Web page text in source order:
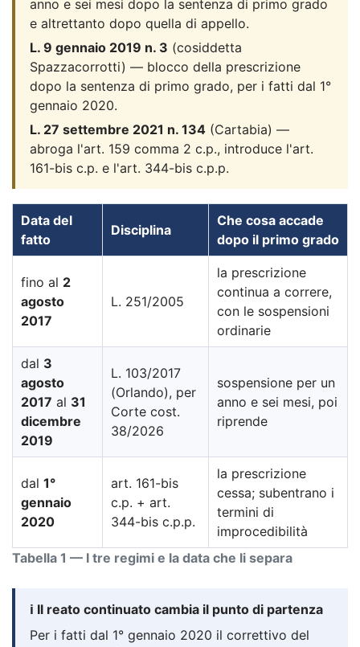
anno e sei mesi dopo la sentenza di primo grado
e altrettanto dopo quella di appello.
L. 9 gennaio 2019 n. 3 (cosiddetta
Spazzacorrotti) — blocco della prescrizione
dopo la sentenza di primo grado, per i fatti dal 1°
gennaio 2020.
L. 27 settembre 2021 n. 134 (Cartabia) —
abroga l'art. 159 comma 2 c.p., introduce l'art.
161-bis c.p. e l'art. 344-bis c.p.p.
Tabella 1 — I tre regimi e la data che li separa
Data del
fatto
Disciplina
Che cosa accade
dopo il primo grado
fino al 2
agosto
2017
L. 251/2005
la prescrizione
continua a correre,
con le sospensioni
ordinarie
dal 3
agosto
2017 al 31
dicembre
2019
L. 103/2017
(Orlando), per
Corte cost.
38/2026
sospensione per un
anno e sei mesi, poi
riprende
dal 1°
gennaio
2020
art. 161-bis
c.p. + art.
344-bis c.p.p.
la prescrizione
cessa; subentrano i
termini di
improcedibilità
ℹ️ Il reato continuato cambia il punto di partenza
Per i fatti dal 1° gennaio 2020 il correttivo del